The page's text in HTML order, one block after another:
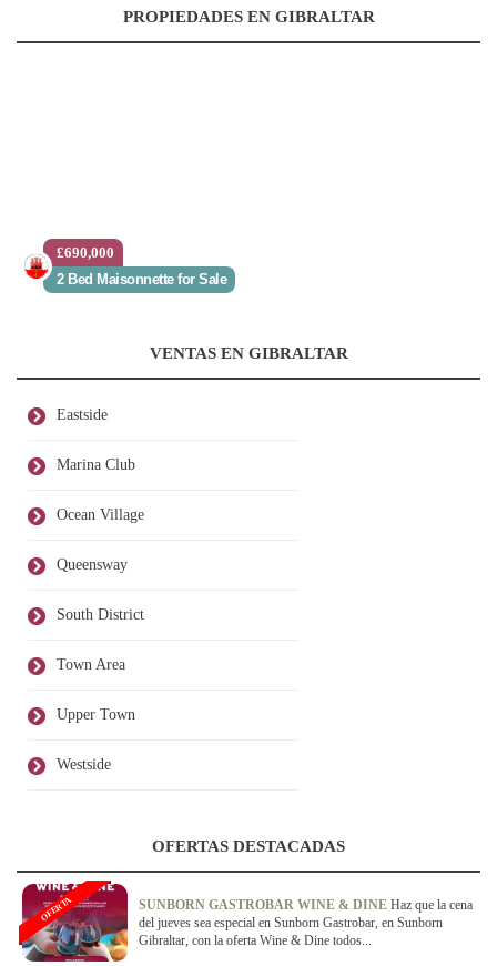
PROPIEDADES EN GIBRALTAR
£690,000
2 Bed Maisonnette for Sale
VENTAS EN GIBRALTAR
Eastside
Marina Club
Ocean Village
Queensway
South District
Town Area
Upper Town
Westside
OFERTAS DESTACADAS
SUNBORN GASTROBAR WINE & DINE Haz que la cena
del jueves sea especial en Sunborn Gastrobar, en Sunborn
Gibraltar, con la oferta Wine & Dine todos...
OFERTA